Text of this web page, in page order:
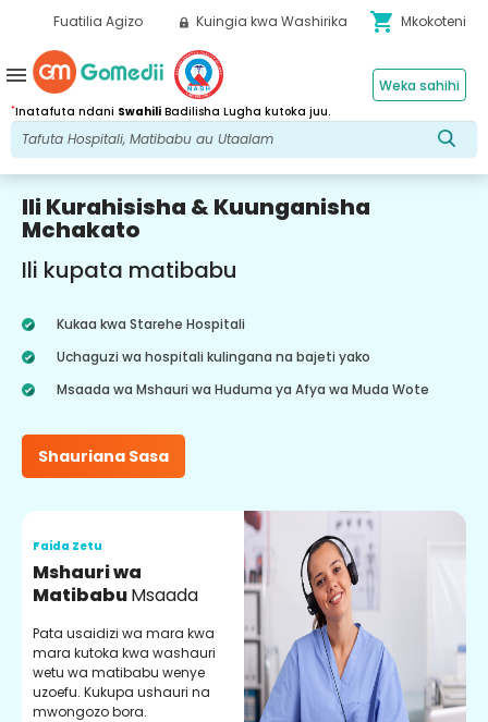
Fuatilia Agizo Kuingia kwa Washirika shopping_cart Mkokoteni
*Inatafuta ndani Swahili Badilisha Lugha kutoka juu.
Weka sahihi
menu
Ili Kurahisisha & Kuunganisha
Mchakato
Ili kupata matibabu
Kukaa kwa Starehe Hospitali
Uchaguzi wa hospitali kulingana na bajeti yako
Msaada wa Mshauri wa Huduma ya Afya wa Muda Wote
Shauriana Sasa
Faida Zetu
Mshauri wa
MatibabuMsaada
Pata usaidizi wa mara kwa
mara kutoka kwa washauri
wetu wa matibabu wenye
uzoefu. Kukupa ushauri na
mwongozo bora.